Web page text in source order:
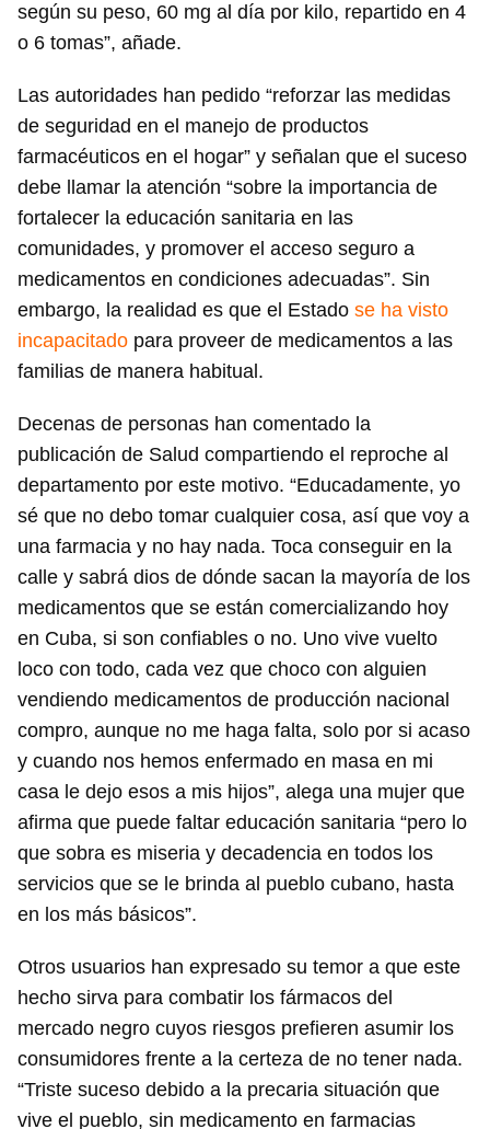
según su peso, 60 mg al día por kilo, repartido en 4
o 6 tomas”, añade.
Las autoridades han pedido “reforzar las medidas
de seguridad en el manejo de productos
farmacéuticos en el hogar” y señalan que el suceso
debe llamar la atención “sobre la importancia de
fortalecer la educación sanitaria en las
comunidades, y promover el acceso seguro a
medicamentos en condiciones adecuadas”. Sin
embargo, la realidad es que el Estado se ha visto
incapacitado para proveer de medicamentos a las
familias de manera habitual.
Decenas de personas han comentado la
publicación de Salud compartiendo el reproche al
departamento por este motivo. “Educadamente, yo
sé que no debo tomar cualquier cosa, así que voy a
una farmacia y no hay nada. Toca conseguir en la
calle y sabrá dios de dónde sacan la mayoría de los
medicamentos que se están comercializando hoy
en Cuba, si son confiables o no. Uno vive vuelto
loco con todo, cada vez que choco con alguien
vendiendo medicamentos de producción nacional
compro, aunque no me haga falta, solo por si acaso
y cuando nos hemos enfermado en masa en mi
casa le dejo esos a mis hijos”, alega una mujer que
afirma que puede faltar educación sanitaria “pero lo
que sobra es miseria y decadencia en todos los
servicios que se le brinda al pueblo cubano, hasta
en los más básicos”.
Otros usuarios han expresado su temor a que este
hecho sirva para combatir los fármacos del
mercado negro cuyos riesgos prefieren asumir los
consumidores frente a la certeza de no tener nada.
“Triste suceso debido a la precaria situación que
vive el pueblo, sin medicamento en farmacias